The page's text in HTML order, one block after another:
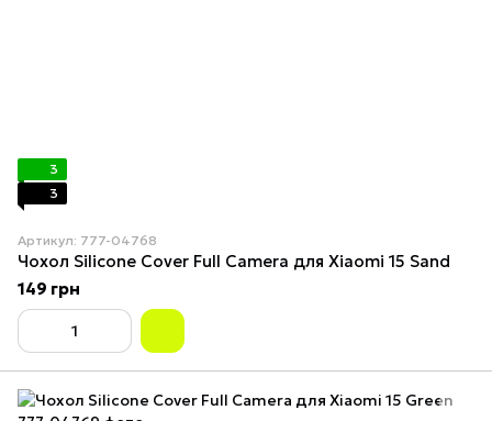
3
3
Артикул: 777-04768
Чохол Silicone Cover Full Camera для Xiaomi 15 Sand
149 грн